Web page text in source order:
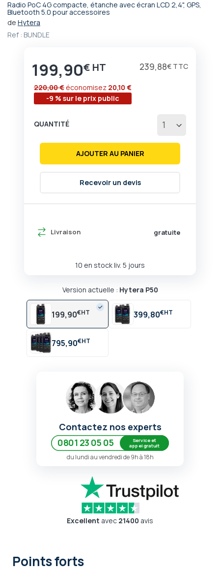
Radio PoC 4G compacte, étanche avec écran LCD 2,4", GPS,
Bluetooth 5.0 pour accessoires
de Hytera
Ref : BUNDLE
Livraison gratuite
199,90€ 239,88€
-9 % sur le prix public
220,00 € économisez 20,10 €
10 en stock liv. 5 jours
QUANTITÉ
AJOUTER AU PANIER
Recevoir un devis
Version actuelle : Hytera P50
199,90€ 399,80€
795,90€
Passer
au
début
de
d’images
Contactez nos experts
0801 23 05 05
Service et
appel gratuit
du lundi au vendredi de 9h à 18h
Excellent avec 21400 avis
Points forts